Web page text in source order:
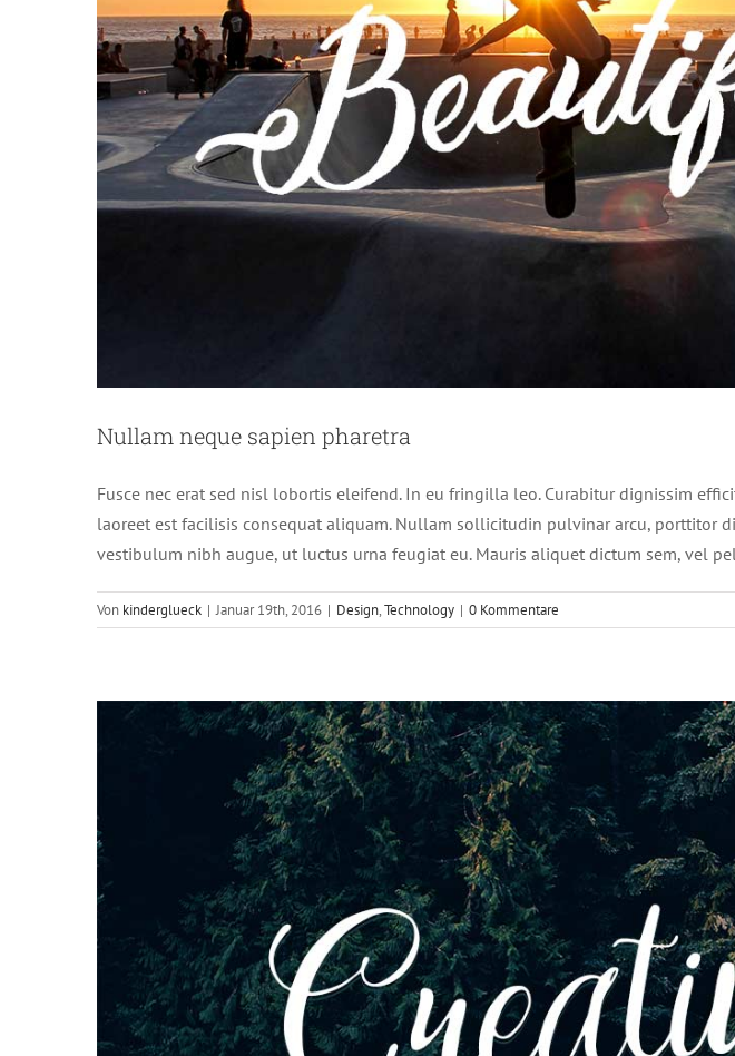
Nullam neque sapien pharetra
Fusce nec erat sed nisl lobortis eleifend. In eu fringilla leo. Curabitur dignissim
laoreet est facilisis consequat aliquam. Nullam sollicitudin pulvinar arcu, porttitor
vestibulum nibh augue, ut luctus urna feugiat eu. Mauris aliquet dictum sem, vel
Von kinderglueck | Januar 19th, 2016 | Design,Technology | 0 Kommentare